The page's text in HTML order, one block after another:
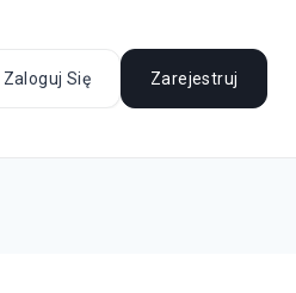
Zaloguj Się Zarejestruj